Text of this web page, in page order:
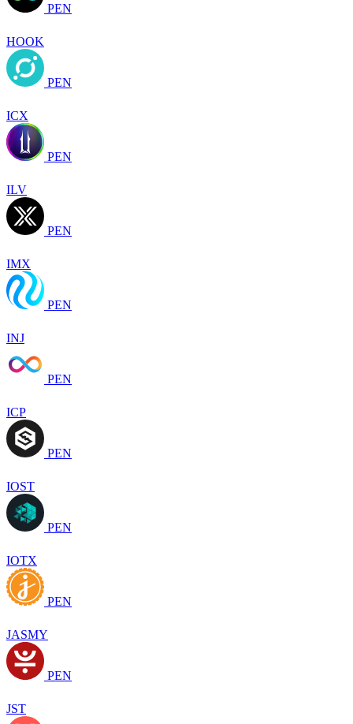
PEN
HOOK
PEN
ICX
PEN
ILV
PEN
IMX
PEN
INJ
PEN
ICP
PEN
IOST
PEN
IOTX
PEN
JASMY
PEN
JST